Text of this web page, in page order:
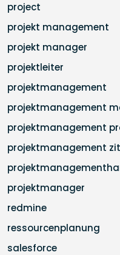
project
projekt management
projekt manager
projektleiter
projektmanagement
projektmanagement
projektmanagement
projektmanagement
projektmanager
redmine
ressourcenplanung
salesforce